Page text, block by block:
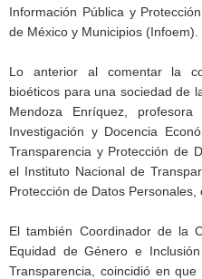
Información Pública y
de México y Municipios (Infoem).
Lo anterior al comentar la
bioéticos para una sociedad de
Mendoza Enríquez,
Investigación y Docencia
Transparencia y Protección de
el Instituto Nacional de
Protección de Datos Personales,
El también Coordinador de la
Equidad de Género e
Transparencia, coincidió en